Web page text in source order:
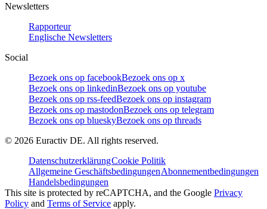
Newsletters
Rapporteur
Englische Newsletters
Social
Bezoek ons op facebookBezoek ons op x
Bezoek ons op linkedinBezoek ons op youtube
Bezoek ons op rss-feedBezoek ons op instagram
Bezoek ons op mastodonBezoek ons op telegram
Bezoek ons op blueskyBezoek ons op threads
© 2026 Euractiv DE. All rights reserved.
DatenschutzerklärungCookie Politik
Allgemeine GeschäftsbedingungenAbonnementbedingungen
Handelsbedingungen
This site is protected by reCAPTCHA, and the Google Privacy
Policy and Terms of Service apply.